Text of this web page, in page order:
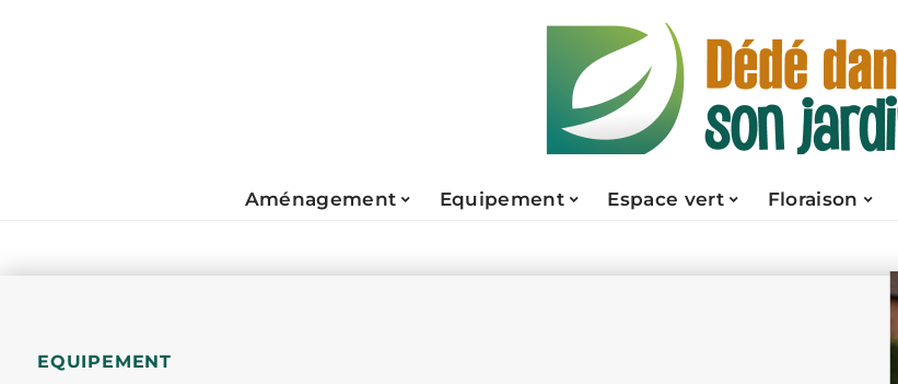
Aménagement Equipement Espace vert Floraison
EQUIPEMENT